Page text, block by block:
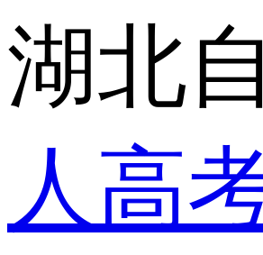
湖北
人高